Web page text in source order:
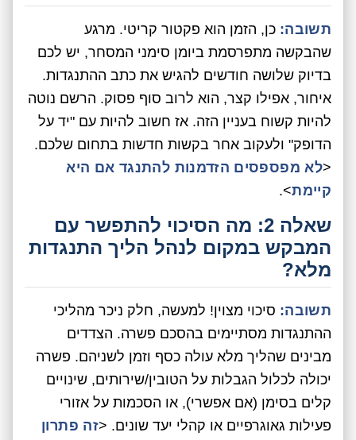
תשובה: כן, הזמן הוא פקטור קריטי. מרגע
שהבקשה מתפרסמת ביומן סימני המסחר, יש לכם
בדיוק שלושה חודשים להגיש את כתב ההתנגדות.
איחור, אפילו קצר, הוא לרוב סוף פסוק. הרשם נוטה
להיות קשוח בעניין הזה. אז חשוב להיות עם "יד על
הדופק" ולעקוב אחר בקשות חדשות בתחום שלכם.
<לא מפספסים הזדמנות להתנגד אם היא
קיימת>.
שאלה 2: מה הסיכוי להתפשר עם
המבקש במקום לנהל הליך התנגדות
מלא?
תשובה: סיכוי מצוין! למעשה, חלק ניכר מהליכי
ההתנגדות מסתיימים בהסכם פשרה. הצדדים
מבינים שהליך מלא עולה כסף וזמן לשניהם. פשרה
יכולה לכלול הגבלות על הטובין/שירותים, שינויים
קלים בסימן (אם אפשרי), או הסכמות על אזורי
פעילות גאוגרפיים או קהלי יעד שונים. <זה פתרון